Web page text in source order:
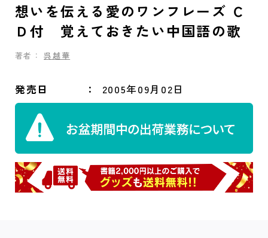
想いを伝える愛のワンフレーズ Ｃ
Ｄ付 覚えておきたい中国語の歌
著者： 呉越華
発売日 2005年09月02日